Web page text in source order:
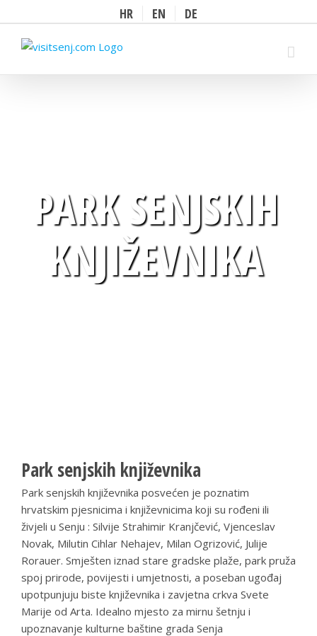
HR EN DE
PARK SENJSKIH
KNJIŽEVNIKA
Park senjskih književnika
Park senjskih književnika posvećen je poznatim
hrvatskim pjesnicima i književnicima koji su rođeni ili
živjeli u Senju : Silvije Strahimir Kranjčević, Vjenceslav
Novak, Milutin Cihlar Nehajev, Milan Ogrizović, Julije
Rorauer. Smješten iznad stare gradske plaže, park pruža
spoj prirode, povijesti i umjetnosti, a poseban ugođaj
upotpunjuju biste književnika i zavjetna crkva Svete
Marije od Arta. Idealno mjesto za mirnu šetnju i
upoznavanje kulturne baštine grada Senja